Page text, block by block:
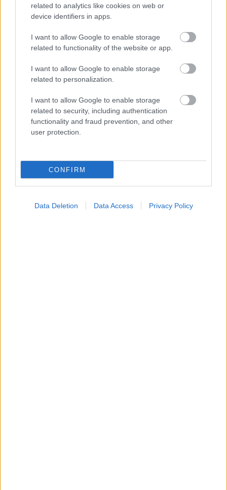
related to analytics like cookies on web or
device identifiers in apps.
I want to allow Google to enable storage
related to functionality of the website or app.
I want to allow Google to enable storage
related to personalization.
I want to allow Google to enable storage
related to security, including authentication
functionality and fraud prevention, and other
user protection.
CONFIRM
Data Deletion Data Access Privacy Policy